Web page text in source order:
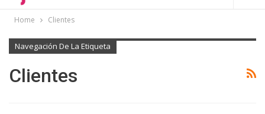
Home Clientes
Navegación De La Etiqueta
Clientes